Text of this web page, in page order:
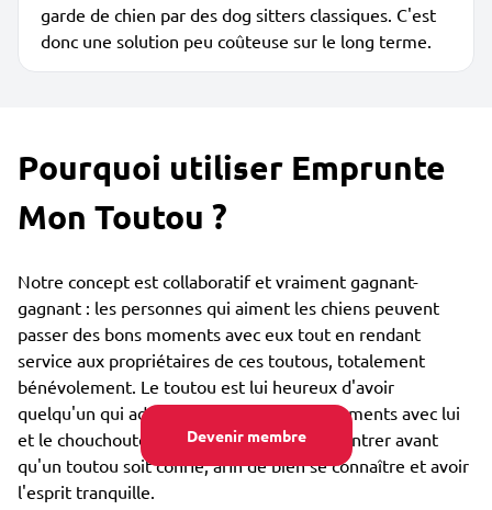
Devenir membre
garde de chien par des dog sitters classiques. C'est
donc une solution peu coûteuse sur le long terme.
Pourquoi utiliser Emprunte
Mon Toutou ?
Notre concept est collaboratif et vraiment gagnant-
gagnant : les personnes qui aiment les chiens peuvent
passer des bons moments avec eux tout en rendant
service aux propriétaires de ces toutous, totalement
bénévolement. Le toutou est lui heureux d'avoir
quelqu'un qui adore partager des bons moments avec lui
et le chouchouter. Vous pouvez vous rencontrer avant
qu'un toutou soit confié, afin de bien se connaître et avoir
l'esprit tranquille.